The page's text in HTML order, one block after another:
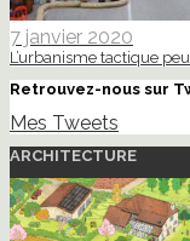
7 janvier 2020
L’urbanisme tactique
Retrouvez-nous sur
Mes Tweets
ARCHITECTURE